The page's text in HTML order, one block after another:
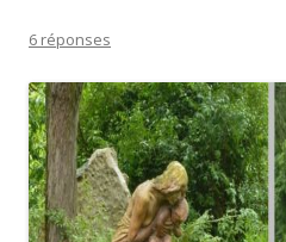
6 réponses